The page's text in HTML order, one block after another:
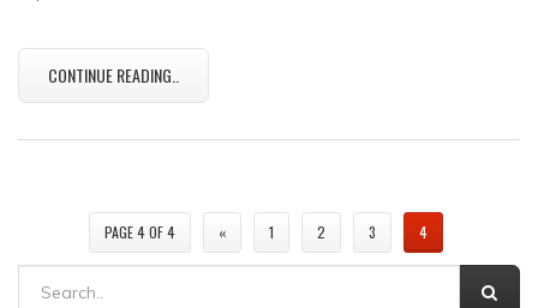
CONTINUE READING..
PAGE 4 OF 4 « 1 2 3 4